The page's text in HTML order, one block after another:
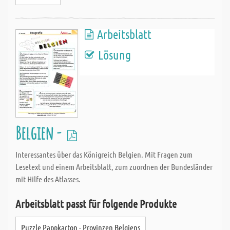
Arbeitsblatt
Lösung
Belgien -
Interessantes über das Königreich Belgien. Mit Fragen zum
Lesetext und einem Arbeitsblatt, zum zuordnen der Bundesländer
mit Hilfe des Atlasses.
Arbeitsblatt passt für folgende Produkte
Puzzle Pappkarton - Provinzen Belgiens